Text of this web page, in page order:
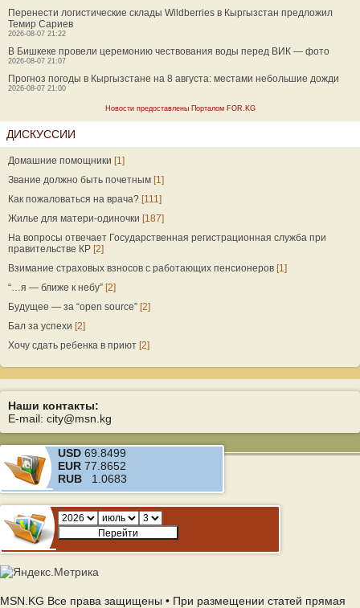
Перенести логистические склады Wildberries в Кыргызстан предложил
Темир Сариев
2026-08-07 21:22
В Бишкеке провели церемонию чествования воды перед ВИК — фото
2026-08-07 21:07
Прогноз погоды в Кыргызстане на 8 августа: местами небольшие дожди
2026-08-07 21:00
Новости предоставлены Порталом FOR.KG
ДИСКУССИИ
Домашние помощники [1]
Звание должно быть почетным [1]
Как пожаловаться на врача? [111]
Жилье для матери-одиночки [187]
На вопросы отвечает Государственная регистрационная служба при
правительстве КР [2]
Взимание страховых взносов с работающих пенсионеров [1]
“…я — ближе к небу” [2]
Будущее — за “open source” [2]
Бал за успехи [2]
Хочу сдать ребенка в приют [2]
Наши контакты:
E-mail: city@msn.kg
USD 69.8499
EUR 77.8652
RUB 1.0683
MSN.KG Все права защищены • При размещении статей прямая